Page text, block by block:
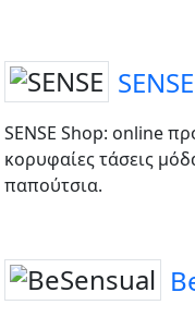
SENSE
SENSE Shop: online
κορυφαίες τάσεις
παπούτσια.